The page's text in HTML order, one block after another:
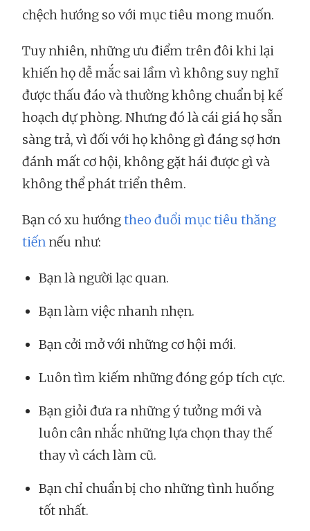
chệch hướng so với mục tiêu mong muốn.
Tuy nhiên, những ưu điểm trên đôi khi lại
khiến họ dễ mắc sai lầm vì không suy nghĩ
được thấu đáo và thường không chuẩn bị kế
hoạch dự phòng. Nhưng đó là cái giá họ sẵn
sàng trả, vì đối với họ không gì đáng sợ hơn
đánh mất cơ hội, không gặt hái được gì và
không thể phát triển thêm.
Bạn có xu hướngtheo đuổi mục tiêu thăng
tiến nếu như:
Bạn là người lạc quan.
Bạn làm việc nhanh nhẹn.
Bạn cởi mở với những cơ hội mới.
Luôn tìm kiếm những đóng góp tích cực.
Bạn giỏi đưa ra những ý tưởng mới và
luôn cân nhắc những lựa chọn thay thế
thay vì cách làm cũ.
Bạn chỉ chuẩn bị cho những tình huống
tốt nhất.